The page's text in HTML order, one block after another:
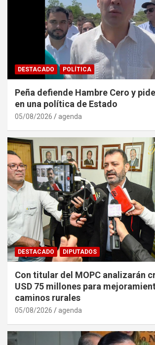
DESTACADO POLÍTICA
Peña defiende Hambre Cero y
en una política de Estado
05/08/2026 agenda
DESTACADO DIPUTADOS
Con titular del MOPC analizarán
USD 75 millones para
caminos rurales
05/08/2026 agenda